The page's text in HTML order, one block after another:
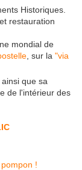
Historiques.
restauration
mondial de
, sur la "via
que sa
de l'intérieur des